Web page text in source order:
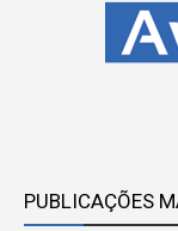
PUBLICAÇÕES